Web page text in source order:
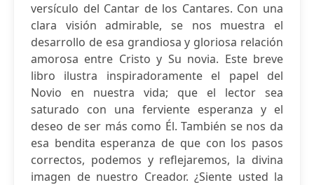
versículo del Cantar de los Cantares. Con una
clara visión admirable, se nos muestra el
desarrollo de esa grandiosa y gloriosa relación
amorosa entre Cristo y Su novia. Este breve
libro ilustra inspiradoramente el papel del
Novio en nuestra vida; que el lector sea
saturado con una ferviente esperanza y el
deseo de ser más como Él. También se nos da
esa bendita esperanza de que con los pasos
correctos, podemos y reflejaremos, la divina
imagen de nuestro Creador. ¿Siente usted la